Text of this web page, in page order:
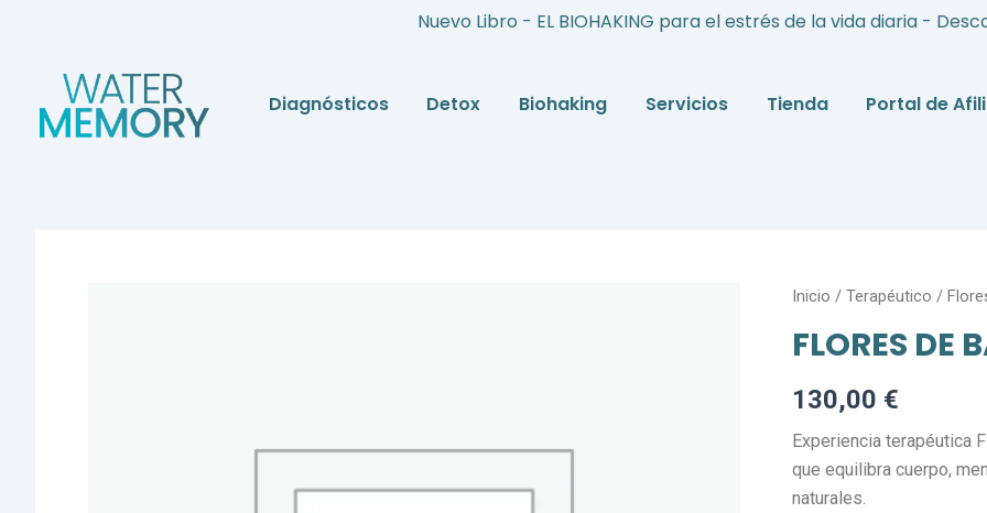
contenido
Nuevo Libro - EL BIOHAKING para el estrés de la vida diaria -
Diagnósticos Detox Biohaking Servicios Tienda Portal de
Inicio /Terapéutico /
FLORES DE
130,00 €
Experiencia terapéutica
que equilibra cuerpo,
naturales.
FLORES
BACH
-
cantidad